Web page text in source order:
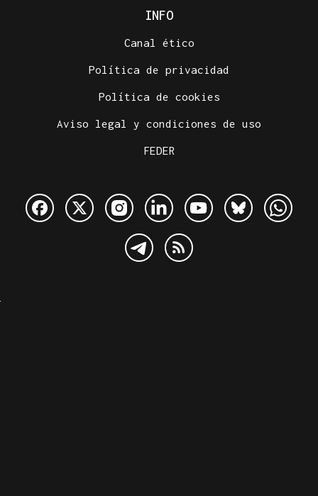
INFO
Canal ético
Política de privacidad
Política de cookies
Aviso legal y condiciones de uso
FEDER